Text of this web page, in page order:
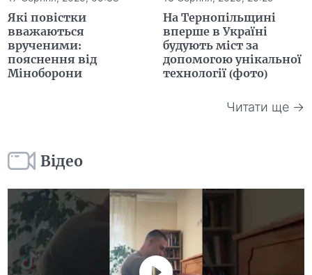
Які повістки
вважаються
врученими:
пояснення від
Міноборони
На Тернопільщині
вперше в Україні
будують міст за
допомогою унікальної
технології (фото)
Читати ще →
Відео